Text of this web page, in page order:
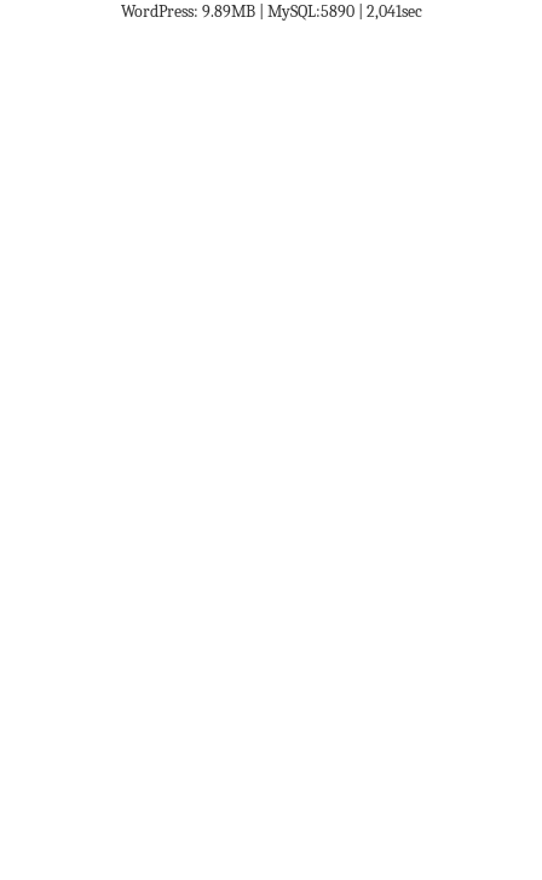
WordPress: 9.89MB | MySQL:5890 | 2,041sec